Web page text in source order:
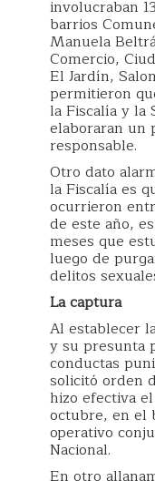
involucraban
barrios
Manuela
Comercio,
El Jardín,
permitieron
la Fiscalía y la
elaboraran un
responsable.
Otro dato
la Fiscalía es
ocurrieron
de este año,
meses que
luego de
delitos
La captura
Al establecer
y su presunta
conductas
solicitó orden
hizo efectiva
octubre, en el
operativo
Nacional.